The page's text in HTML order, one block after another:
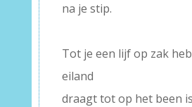
na je stip.
Tot je een lijf op zak
eiland
draagt tot op het been